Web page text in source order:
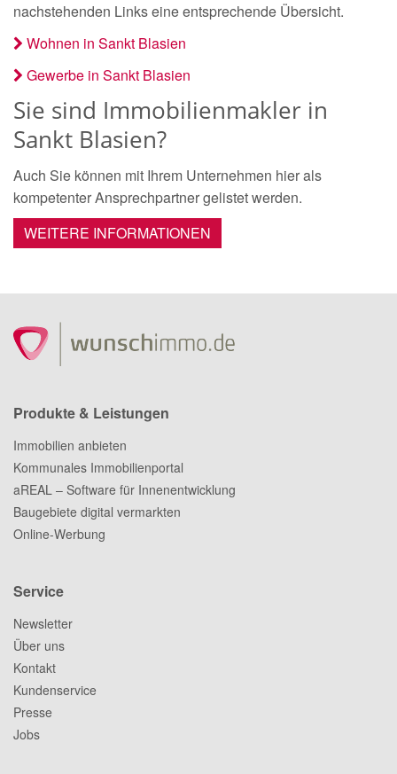
nachstehenden Links eine entsprechende Übersicht.
Wohnen in Sankt Blasien
Gewerbe in Sankt Blasien
Sie sind Immobilienmakler in
Sankt Blasien?
Auch Sie können mit Ihrem Unternehmen hier als
kompetenter Ansprechpartner gelistet werden.
WEITERE INFORMATIONEN
Produkte & Leistungen
Immobilien anbieten
Kommunales Immobilienportal
aREAL – Software für Innenentwicklung
Baugebiete digital vermarkten
Online-Werbung
Service
Newsletter
Über uns
Kontakt
Kundenservice
Presse
Jobs